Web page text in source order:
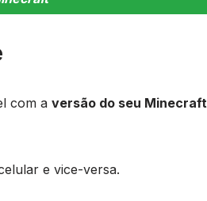
com a versão do seu Minecraft
e vice-versa.